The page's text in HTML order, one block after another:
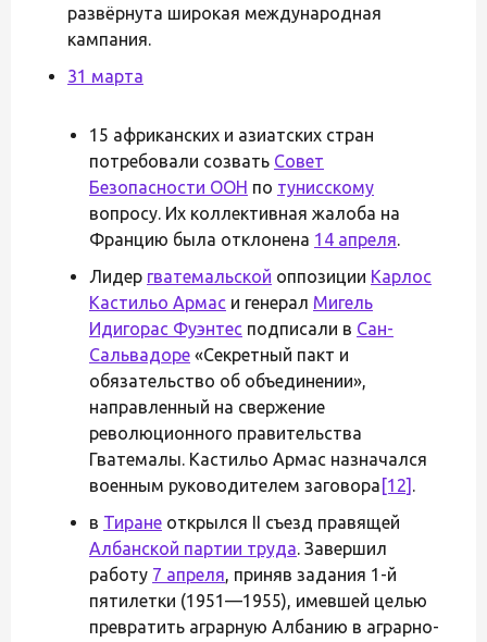
развёрнута широкая международная
кампания.
31 марта
15 африканских и азиатских стран
потребовали созвать Совет
Безопасности ООН по тунисскому
вопросу. Их коллективная жалоба на
Францию была отклонена 14 апреля.
Лидер гватемальской оппозиции Карлос
Кастильо Армас и генерал Мигель
Идигорас Фуэнтес подписали в Сан-
Сальвадоре «Секретный пакт и
обязательство об объединении»,
направленный на свержение
революционного правительства
Гватемалы. Кастильо Армас назначался
военным руководителем заговора [12] .
в Тиране открылся II съезд правящей
Албанской партии труда. Завершил
работу 7 апреля, приняв задания 1-й
пятилетки (1951—1955), имевшей целью
превратить аграрную Албанию в аграрно-